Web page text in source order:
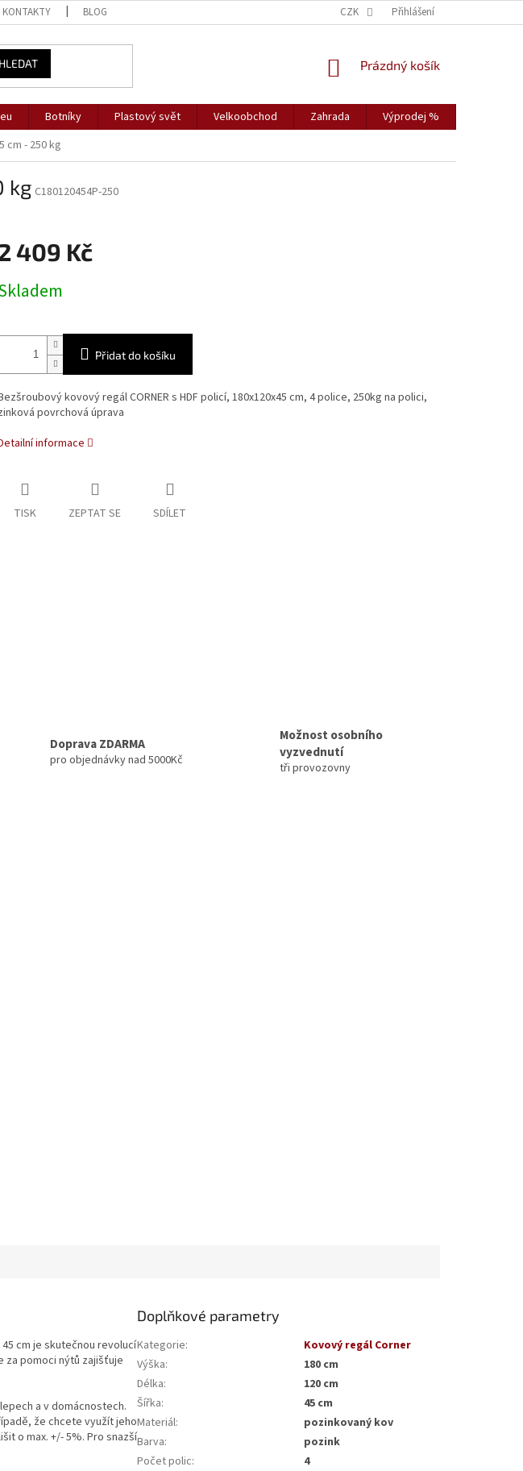
KONTAKTY BLOG CZK Přihlášení
HLEDAT
NÁKUPNÍ
Prázdný košík
Botníky Plastový svět Velkoobchod Zahrada Výprodej %
cm - 250 kg
kg C180120454P-250
409 Kč
Přidat do košíku
kovový regál CORNER s HDF policí, 180x120x45 cm, 4 police, 250kg na polici,
povrchová úprava
informace
TISK ZEPTAT SE SDÍLET
Doprava ZDARMA
pro objednávky nad 5000Kč
Možnost osobního
vyzvednutí
tři provozovny
45 cm je skutečnou revolucí
za pomoci nýtů zajišťuje
a v domácnostech.
že chcete využít jeho
o max. +/- 5%. Pro snazší
Doplňkové parametry
Kategorie:
Kovový regál Corner
Výška:
180 cm
Délka:
120 cm
Šířka:
45 cm
Materiál:
pozinkovaný kov
Barva:
pozink
Počet polic:
4